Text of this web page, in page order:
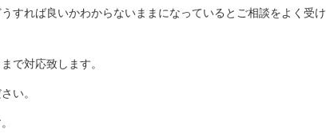
すれば良いかわからないままになっているとご相談をよく受け
で対応致します。
い。